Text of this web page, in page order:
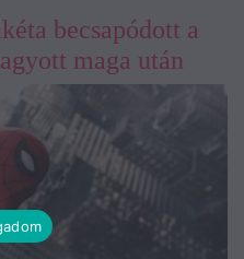
becsapódott a
maga után